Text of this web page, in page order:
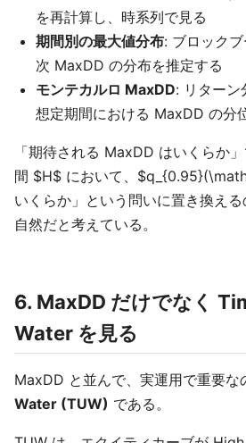
を再計算し、時系列で見る
期間別の最大値分布: ブロック
次 MaxDD の分布を推定する
モンテカルロ MaxDD: リターン
想定期間における MaxDD の分
「期待される MaxDD はいくらか
間 $H$ において、
いくらか」という問いに置き換え
自然だと考えている。
6. MaxDD だけでなく
Water を見る
MaxDD と並んで、実運用で重要な
Water (TUW) である。